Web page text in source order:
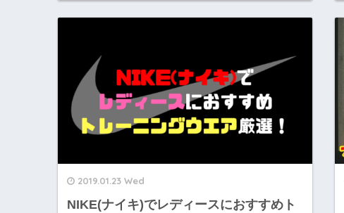
2019.01.23 Wed
NIKE(ナイキ)でレディースにおすすめト